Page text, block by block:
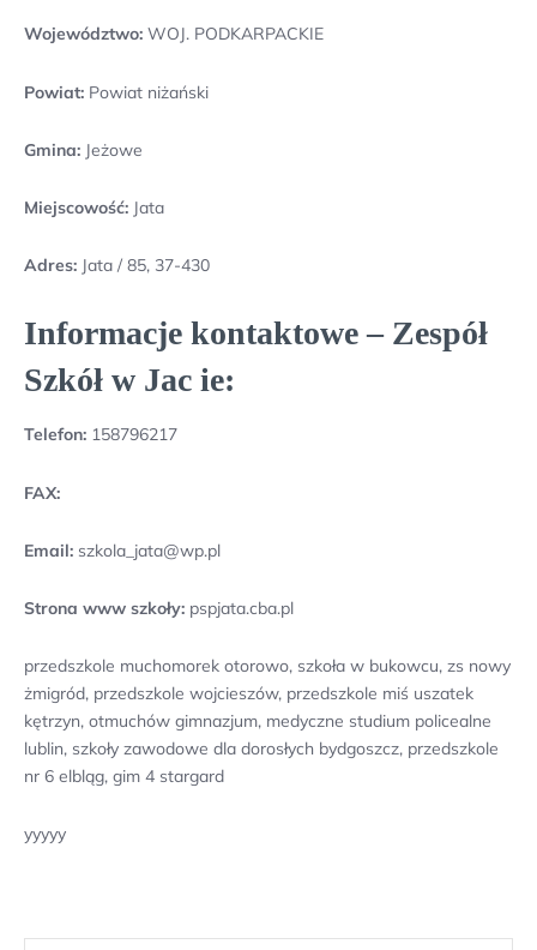
Województwo: WOJ. PODKARPACKIE
Powiat: Powiat niżański
Gmina: Jeżowe
Miejscowość: Jata
Adres: Jata / 85, 37-430
Informacje kontaktowe – Zespół
Szkół w Jac ie:
Telefon: 158796217
FAX:
Email: szkola_jata@wp.pl
Strona www szkoły: pspjata.cba.pl
przedszkole muchomorek otorowo, szkoła w bukowcu, zs nowy
żmigród, przedszkole wojcieszów, przedszkole miś uszatek
kętrzyn, otmuchów gimnazjum, medyczne studium policealne
lublin, szkoły zawodowe dla dorosłych bydgoszcz, przedszkole
nr 6 elbląg, gim 4 stargard
yyyyy